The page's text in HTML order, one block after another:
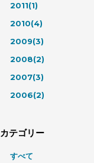
2011(1)
2010(4)
2009(3)
2008(2)
2007(3)
2006(2)
カテゴリー
すべて